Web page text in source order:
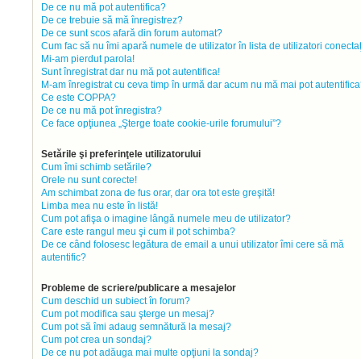
De ce nu mă pot autentifica?
De ce trebuie să mă înregistrez?
De ce sunt scos afară din forum automat?
Cum fac să nu îmi apară numele de utilizator în lista de utilizatori
Mi-am pierdut parola!
Sunt înregistrat dar nu mă pot autentifica!
M-am înregistrat cu ceva timp în urmă dar acum nu mă mai pot
Ce este COPPA?
De ce nu mă pot înregistra?
Ce face opţiunea „Şterge toate cookie-urile forumului”?
Setările şi preferinţele utilizatorului
Cum îmi schimb setările?
Orele nu sunt corecte!
Am schimbat zona de fus orar, dar ora tot este greşită!
Limba mea nu este în listă!
Cum pot afişa o imagine lângă numele meu de utilizator?
Care este rangul meu şi cum il pot schimba?
De ce când folosesc legătura de email a unui utilizator îmi cere să mă
autentific?
Probleme de scriere/publicare a mesajelor
Cum deschid un subiect în forum?
Cum pot modifica sau şterge un mesaj?
Cum pot să îmi adaug semnătură la mesaj?
Cum pot crea un sondaj?
De ce nu pot adăuga mai multe opţiuni la sondaj?